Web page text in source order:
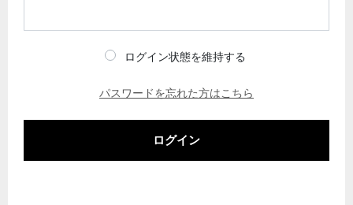
ログイン状態を維持する
パスワードを忘れた方はこちら
ログイン